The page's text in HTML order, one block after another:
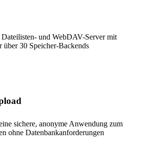
Dateilisten- und WebDAV-Server mit
über 30 Speicher-Backends
sichere, anonyme Anwendung zum
ohne Datenbankanforderungen